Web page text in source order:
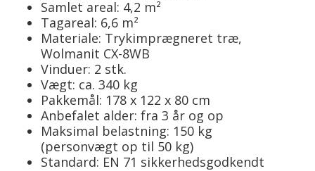
Samlet areal: 4,2 m²
Tagareal: 6,6 m²
Materiale: Trykimprægneret træ,
Wolmanit CX-8WB
Vinduer: 2 stk.
Vægt: ca. 340 kg
Pakkemål: 178 x 122 x 80 cm
Anbefalet alder: fra 3 år og op
Maksimal belastning: 150 kg
(personvægt op til 50 kg)
Standard: EN 71 sikkerhedsgodkendt